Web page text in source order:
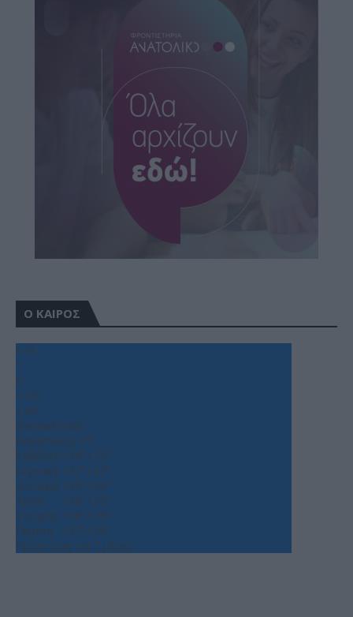
Ο ΚΑΙΡΟΣ
+33
°
C
+34°
+26°
Θεσσαλονίκη
Παρασκευή, 07
Σάββατο+36°+23°
Κυριακή +37°+27°
Δευτέρα +35°+26°
Τρίτη
+36°+25°
Τετάρτη +36°+25°
Πέμπτη
+37°+25°
Πρόγνωση για 7 μέρες